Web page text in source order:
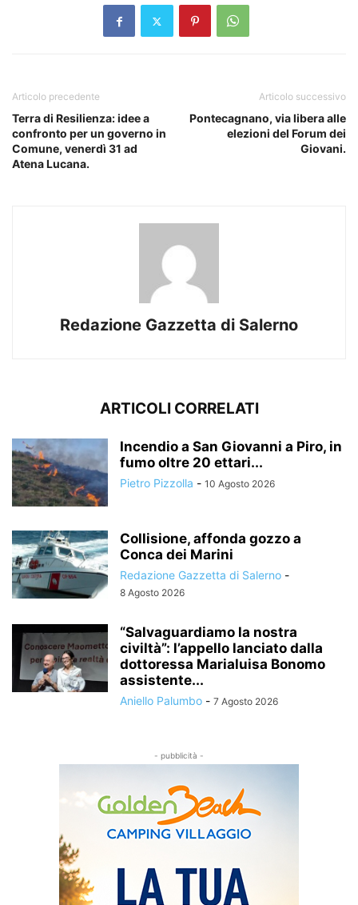
Articolo precedente
Terra di Resilienza: idee a
confronto per un governo in
Comune, venerdì 31 ad
Atena Lucana.
Articolo successivo
Pontecagnano, via libera alle
elezioni del Forum dei
Giovani.
Redazione Gazzetta di Salerno
ARTICOLI CORRELATI
Incendio a San Giovanni a Piro, in
fumo oltre 20 ettari...
Pietro Pizzolla - 10 Agosto 2026
Collisione, affonda gozzo a
Conca dei Marini
Redazione Gazzetta di Salerno -
8 Agosto 2026
“Salvaguardiamo la nostra
civiltà”: l’appello lanciato dalla
dottoressa Marialuisa Bonomo
assistente...
Aniello Palumbo - 7 Agosto 2026
- pubblicità -